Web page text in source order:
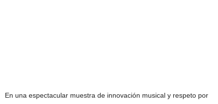
En una espectacular muestra de innovación musical y respeto por